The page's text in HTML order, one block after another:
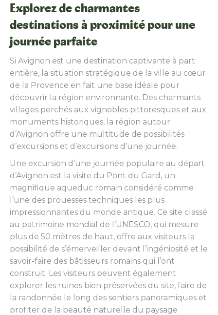
Explorez de charmantes
destinations à proximité pour une
journée parfaite
Si Avignon est une destination captivante à part
entière, la situation stratégique de la ville au cœur
de la Provence en fait une base idéale pour
découvrir la région environnante. Des charmants
villages perchés aux vignobles pittoresques et aux
monuments historiques, la région autour
d’Avignon offre une multitude de possibilités
d’excursions et d’excursions d’une journée.
Une excursion d’une journée populaire au départ
d’Avignon est la visite du Pont du Gard, un
magnifique aqueduc romain considéré comme
l’une des prouesses techniques les plus
impressionnantes du monde antique. Ce site classé
au patrimoine mondial de l’UNESCO, qui mesure
plus de 50 mètres de haut, offre aux visiteurs la
possibilité de s’émerveiller devant l’ingéniosité et le
savoir-faire des bâtisseurs romains qui l’ont
construit. Les visiteurs peuvent également
explorer les ruines bien préservées du site, faire de
la randonnée le long des sentiers panoramiques et
profiter de la beauté naturelle du paysage